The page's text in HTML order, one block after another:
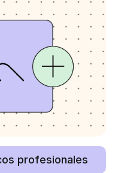
profesionales